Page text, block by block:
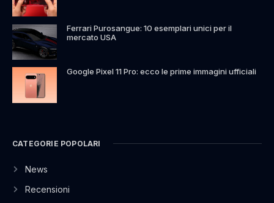
Ferrari Purosangue: 10 esemplari unici per il
mercato USA
Google Pixel 11 Pro: ecco le prime immagini ufficiali
CATEGORIE POPOLARI
News
Recensioni